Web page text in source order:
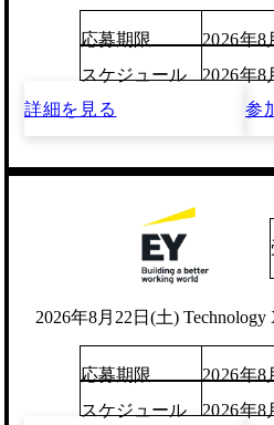
応募期限
2026年8
スケジュール
2026年8
詳細を見る
参
2026年8月22日(土)
応募期限
2026年8
スケジュール
2026年8